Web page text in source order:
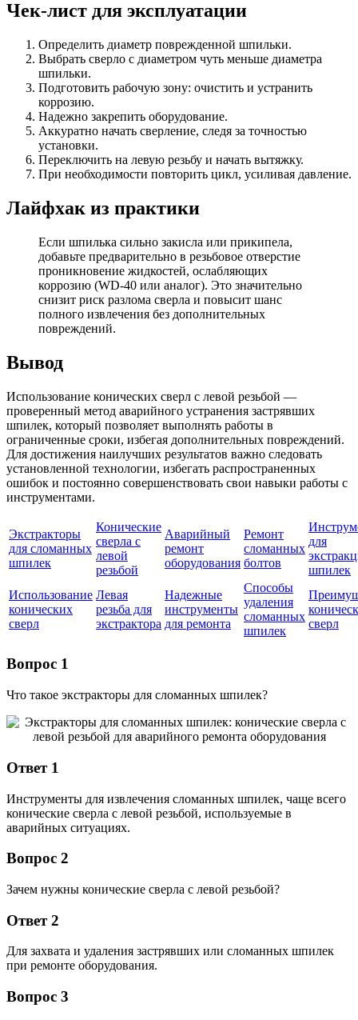
Чек-лист для эксплуатации
Определить диаметр поврежденной шпильки.
Выбрать сверло с диаметром чуть меньше диаметра
шпильки.
Подготовить рабочую зону: очистить и устранить
коррозию.
Надежно закрепить оборудование.
Аккуратно начать сверление, следя за точностью
установки.
Переключить на левую резьбу и начать вытяжку.
При необходимости повторить цикл, усиливая давление.
Лайфхак из практики
Если шпилька сильно закисла или прикипела,
добавьте предварительно в резьбовое отверстие
проникновение жидкостей, ослабляющих
коррозию (WD-40 или аналог). Это значительно
снизит риск разлома сверла и повысит шанс
полного извлечения без дополнительных
повреждений.
Вывод
Использование конических сверл с левой резьбой —
проверенный метод аварийного устранения застрявших
шпилек, который позволяет выполнять работы в
ограниченные сроки, избегая дополнительных повреждений.
Для достижения наилучших результатов важно следовать
установленной технологии, избегать распространенных
ошибок и постоянно совершенствовать свои навыки работы с
инструментами.
Экстракторы
для сломанных
шпилек
Конические
сверла с
левой
резьбой
Аварийный
ремонт
оборудования
Ремонт
сломанных
болтов
для
шпилек
Использование
конических
сверл
Левая
резьба для
экстрактора
Надежные
инструменты
для ремонта
Способы
удаления
сломанных
шпилек
сверл
Вопрос 1
Что такое экстракторы для сломанных шпилек?
Ответ 1
Инструменты для извлечения сломанных шпилек, чаще всего
конические сверла с левой резьбой, используемые в
аварийных ситуациях.
Вопрос 2
Зачем нужны конические сверла с левой резьбой?
Ответ 2
Для захвата и удаления застрявших или сломанных шпилек
при ремонте оборудования.
Вопрос 3